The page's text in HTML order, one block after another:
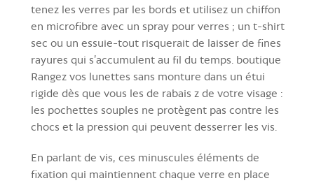
tenez les verres par les bords et utilisez un chiffon
en microfibre avec un spray pour verres ; un t-shirt
sec ou un essuie-tout risquerait de laisser de fines
rayures qui s’accumulent au fil du temps. boutique
Rangez vos lunettes sans monture dans un étui
rigide dès que vous les de rabais z de votre visage :
les pochettes souples ne protègent pas contre les
chocs et la pression qui peuvent desserrer les vis.
En parlant de vis, ces minuscules éléments de
fixation qui maintiennent chaque verre en place